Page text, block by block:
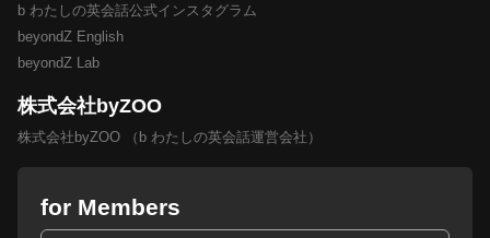
b わたしの英会話公式インスタグラム
beyondZ English
beyondZ Lab
株式会社byZOO
株式会社byZOO （b わたしの英会話運営会社）
for Members